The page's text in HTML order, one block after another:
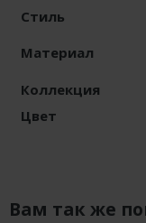
Стиль
Материал
Коллекция
Цвет
Вам так же